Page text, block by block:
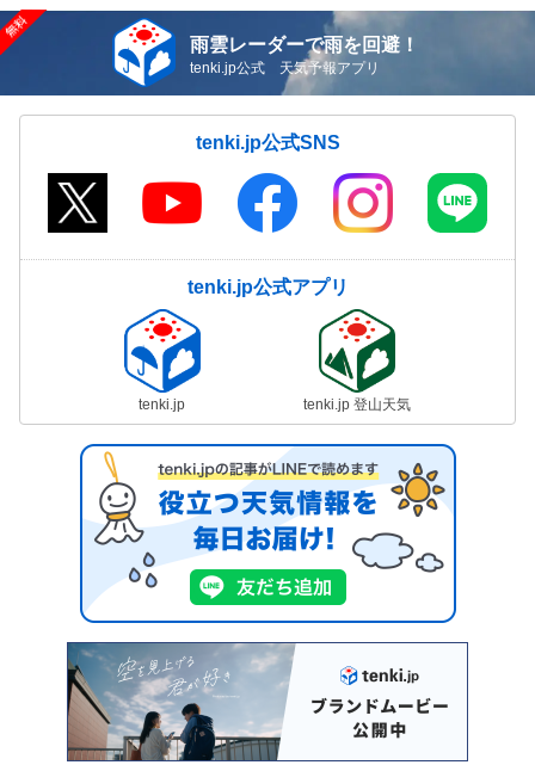
雨雲レーダーで雨を回避！
tenki.jp公式 天気予報アプリ
tenki.jp公式SNS
tenki.jp公式アプリ
tenki.jp tenki.jp 登山天気